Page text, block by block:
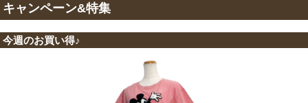
キャンペーン&特集
今週のお買い得♪